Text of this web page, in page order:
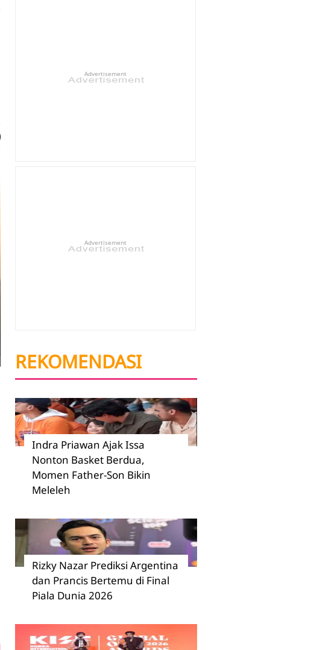
Advertisement
Advertisement
REKOMENDASI
Indra Priawan Ajak Issa
Nonton Basket Berdua,
Momen Father-Son Bikin
Meleleh
Rizky Nazar Prediksi Argentina
dan Prancis Bertemu di Final
Piala Dunia 2026